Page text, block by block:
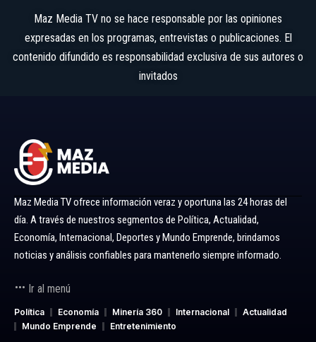
Maz Media TV no se hace responsable por las opiniones
expresadas en los programas, entrevistas o publicaciones. El
contenido difundido es responsabilidad exclusiva de sus autores o
invitados
Maz Media TV ofrece información veraz y oportuna las 24 horas del
día. A través de nuestros segmentos de Política, Actualidad,
Economía, Internacional, Deportes y Mundo Emprende, brindamos
noticias y análisis confiables para mantenerlo siempre informado.
Ir al menú
Política Economía Minería 360 Internacional
Actualidad
Mundo Emprende
Entretenimiento